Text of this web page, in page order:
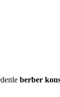
berber